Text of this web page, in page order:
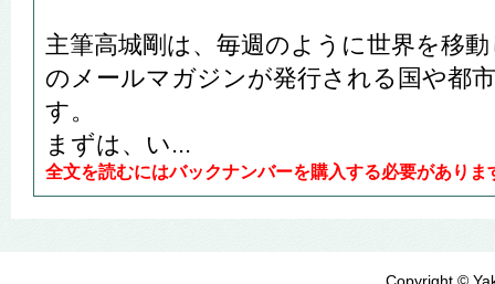
主筆高城剛は、毎週のように世界を移
のメールマガジンが発行される国や都
す。
まずは、い...
全文を読むにはバックナンバーを購入する必要がありま